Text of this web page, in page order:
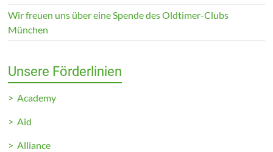
Wir freuen uns über eine Spende des Oldtimer-Clubs
München
Unsere Förderlinien
> Academy
> Aid
> Alliance